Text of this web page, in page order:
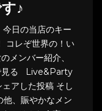
♪
日の当店のキー
コレぞ世界の！い
メンバー紹介、
見る Live&Party
アした投稿 そし
他、賑やかなメン